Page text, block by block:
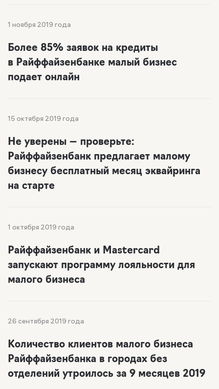
1 ноября 2019 года
Более 85% заявок на кредиты
в Райффайзенбанке малый бизнес
подает онлайн
15 октября 2019 года
Не уверены — проверьте:
Райффайзенбанк предлагает малому
бизнесу бесплатный месяц эквайринга
на старте
1 октября 2019 года
Райффайзенбанк и Mastercard
запускают программу лояльности для
малого бизнеса
26 сентября 2019 года
Количество клиентов малого бизнеса
Райффайзенбанка в городах без
отделений утроилось за 9 месяцев 2019